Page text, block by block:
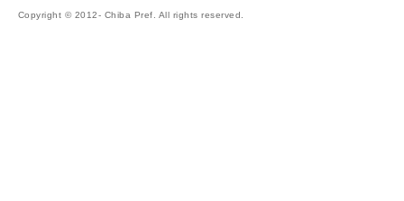
Copyright © 2012- Chiba Pref. All rights reserved.